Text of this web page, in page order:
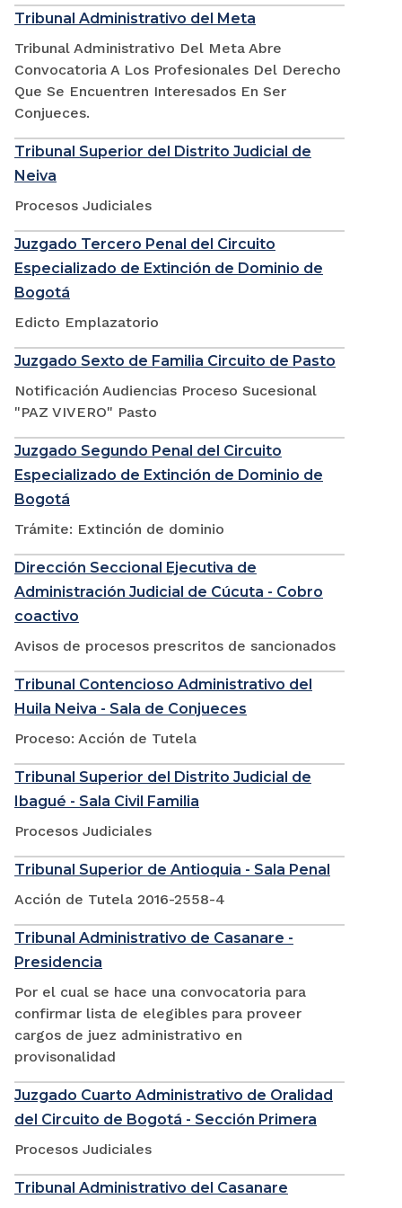
Tribunal Administrativo del Meta
Tribunal Administrativo Del Meta Abre
Convocatoria A Los Profesionales Del Derecho
Que Se Encuentren Interesados En Ser
Conjueces.
Tribunal Superior del Distrito Judicial de
Neiva
Procesos Judiciales
Juzgado Tercero Penal del Circuito
Especializado de Extinción de Dominio de
Bogotá
Edicto Emplazatorio
Juzgado Sexto de Familia Circuito de Pasto
Notificación Audiencias Proceso Sucesional
"PAZ VIVERO" Pasto
Juzgado Segundo Penal del Circuito
Especializado de Extinción de Dominio de
Bogotá
Trámite: Extinción de dominio
Dirección Seccional Ejecutiva de
Administración Judicial de Cúcuta - Cobro
coactivo
Avisos de procesos prescritos de sancionados
Tribunal Contencioso Administrativo del
Huila Neiva - Sala de Conjueces
Proceso: Acción de Tutela
Tribunal Superior del Distrito Judicial de
Ibagué - Sala Civil Familia
Procesos Judiciales
Tribunal Superior de Antioquia - Sala Penal
Acción de Tutela 2016-2558-4
Tribunal Administrativo de Casanare -
Presidencia
Por el cual se hace una convocatoria para
confirmar lista de elegibles para proveer
cargos de juez administrativo en
provisonalidad
Juzgado Cuarto Administrativo de Oralidad
del Circuito de Bogotá - Sección Primera
Procesos Judiciales
Tribunal Administrativo del Casanare